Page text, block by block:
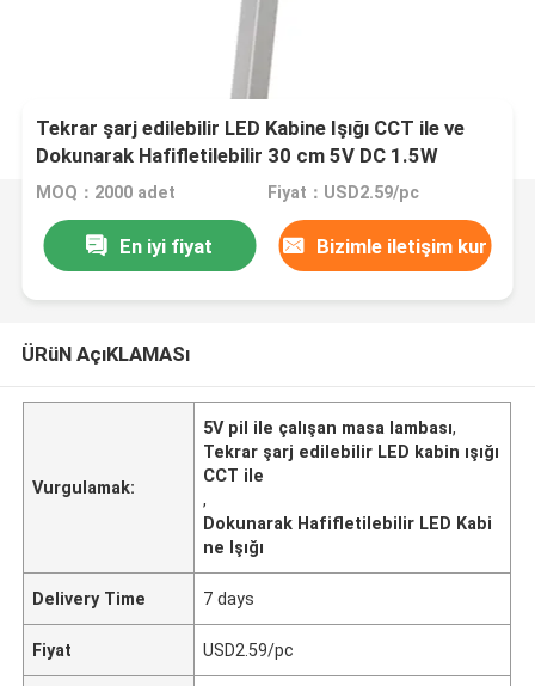
Tekrar şarj edilebilir LED Kabine Işığı CCT ile ve
Dokunarak Hafifletilebilir 30 cm 5V DC 1.5W
MOQ：2000 adet Fiyat：USD2.59/pc
En iyi fiyat Bizimle iletişim kur
ÜRüN AçıKLAMASı
Vurgulamak:
5V pil ile çalışan masa lambası,
Tekrar şarj edilebilir LED kabin ışığı
CCT ile
,
Dokunarak Hafifletilebilir LED Kabi
ne Işığı
Delivery Time 7 days
Fiyat USD2.59/pc